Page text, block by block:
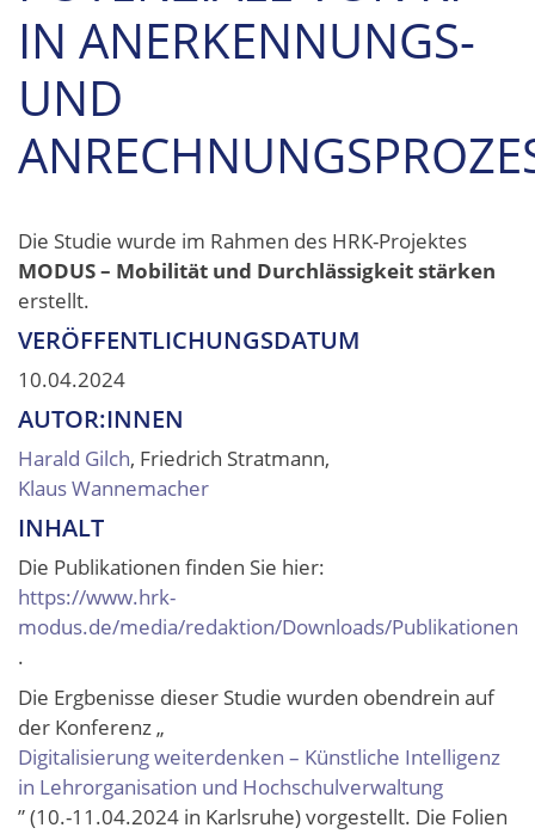
IN ANERKENNUNGS-
UND
Die Studie wurde im Rahmen des HRK-Projektes
MODUS – Mobilität und Durchlässigkeit stärken
erstellt.
VERÖFFENTLICHUNGSDATUM
10.04.2024
AUTOR:INNEN
Harald Gilch, Friedrich Stratmann,
Klaus Wannemacher
INHALT
Die Publikationen finden Sie hier:
https://www.hrk-
modus.de/media/redaktion/Downloads/Publikationen/
.
Die Ergbenisse dieser Studie wurden obendrein auf
der Konferenz „
Digitalisierung weiterdenken – Künstliche Intelligenz
in Lehrorganisation und Hochschulverwaltung
” (10.-11.04.2024 in Karlsruhe) vorgestellt. Die Folien